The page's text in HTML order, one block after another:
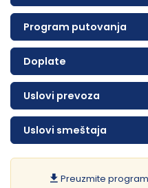
Program putovanja
Doplate
Uslovi prevoza
Uslovi smeštaja
Preuzmite